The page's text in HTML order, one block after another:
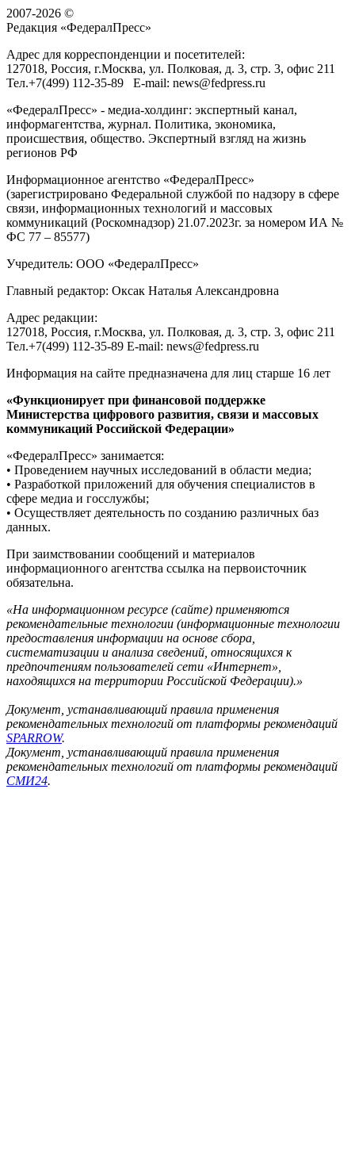
2007-2026 ©
Редакция «ФедералПресс»
Адрес для корреспонденции и посетителей:
127018, Россия, г.Москва, ул. Полковая, д. 3, стр. 3, офис 211
Тел.+7(499) 112-35-89 E-mail: news@fedpress.ru
«ФедералПресс» - медиа-холдинг: экспертный канал,
информагентства, журнал. Политика, экономика,
происшествия, общество. Экспертный взгляд на жизнь
регионов РФ
Информационное агентство «ФедералПресс»
(зарегистрировано Федеральной службой по надзору в сфере
связи, информационных технологий и массовых
коммуникаций (Роскомнадзор) 21.07.2023г. за номером ИА №
ФС 77 – 85577)
Учредитель: ООО «ФедералПресс»
Главный редактор: Оксак Наталья Александровна
Адрес редакции:
127018, Россия, г.Москва, ул. Полковая, д. 3, стр. 3, офис 211
Тел.+7(499) 112-35-89 E-mail: news@fedpress.ru
Информация на сайте предназначена для лиц старше 16 лет
«Функционирует при финансовой поддержке
Министерства цифрового развития, связи и массовых
коммуникаций Российской Федерации»
«ФедералПресс» занимается:
• Проведением научных исследований в области медиа;
• Разработкой приложений для обучения специалистов в
сфере медиа и госслужбы;
• Осуществляет деятельность по созданию различных баз
данных.
При заимствовании сообщений и материалов
информационного агентства ссылка на первоисточник
обязательна.
«На информационном ресурсе (сайте) применяются
рекомендательные технологии (информационные технологии
предоставления информации на основе сбора,
систематизации и анализа сведений, относящихся к
предпочтениям пользователей сети «Интернет»,
находящихся на территории Российской Федерации).»
Документ, устанавливающий правила применения
рекомендательных технологий от платформы рекомендаций
SPARROW.
Документ, устанавливающий правила применения
рекомендательных технологий от платформы рекомендаций
СМИ24.